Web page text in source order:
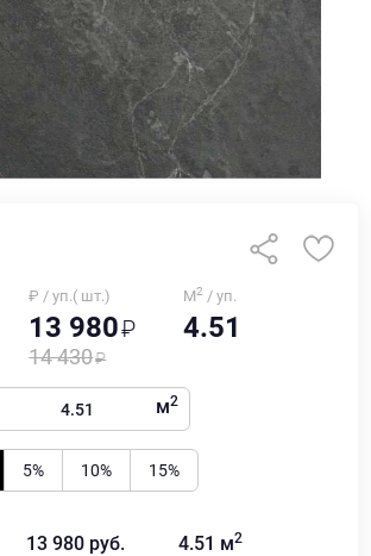
₽ / уп.( шт.)
13 980
14 430
М2 / уп.
4.51
м2
5% 10% 15%
13 980 руб. 4.51 м2